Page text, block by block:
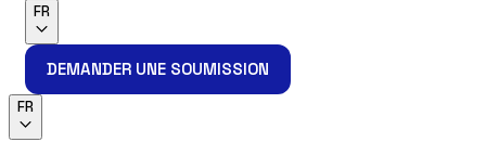
FR
DEMANDER UNE SOUMISSION
FR